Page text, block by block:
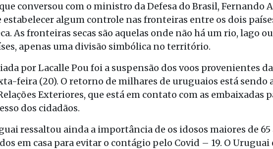
conversou com o ministro da Defesa do Brasil, Fernando
algum controle nas fronteiras entre os dois
As fronteiras secas são aquelas onde não há um rio, lago
apenas uma divisão simbólica no território.
por Lacalle Pou foi a suspensão dos voos provenientes
feira (20). O retorno de milhares de uruguaios está sendo
Exteriores, que está em contato com as embaixadas
dos cidadãos.
ressaltou ainda a importância de os idosos maiores de 65
em casa para evitar o contágio pelo Covid – 19. O Uruguai